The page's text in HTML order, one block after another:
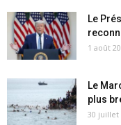
Le
1 août
Le
plus
30 juillet